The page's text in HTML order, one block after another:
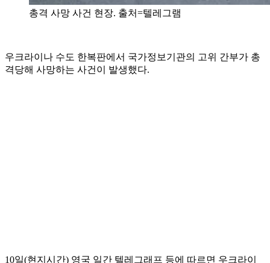
총격 사망 사건 현장. 출처=텔레그램
우크라이나 수도 한복판에서 국가정보기관의 고위 간부가 총
격당해 사망하는 사건이 발생했다.
10일(현지시간) 영국 일간 텔레그래프 등에 따르면 우크라이